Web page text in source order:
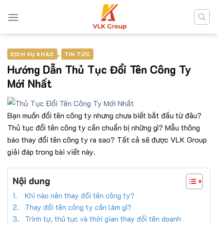
DỊCH VỤ KHÁC , TIN TỨC
Hướng Dẫn Thủ Tục Đổi Tên Công Ty
Mới Nhất
Bạn muốn đổi tên công ty nhưng chưa biết bắt đầu từ đâu?
Thủ tục đổi tên công ty cần chuẩn bị những gì? Mẫu thông
báo thay đổi tên công ty ra sao? Tất cả sẽ được VLK Group
giải đáp trong bài viết này.
Nội dung
Khi nào nên thay đổi tên công ty?
Thay đổi tên công ty cần làm gì?
Trình tự, thủ tục và thời gian thay đổi tên doanh